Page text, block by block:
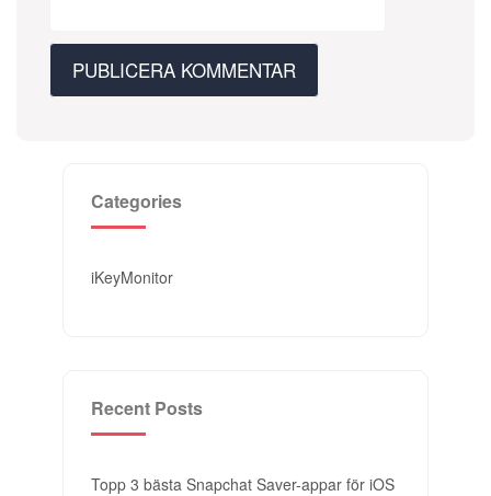
Categories
iKeyMonitor
Recent Posts
Topp 3 bästa Snapchat Saver-appar för iOS